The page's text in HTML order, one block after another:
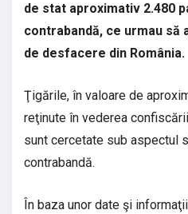
de stat aproximativ 2.480
contrabandă, ce urmau să
de desfacere din România.
Ţigările, în valoare de
reţinute în vederea
sunt cercetate sub aspectul
contrabandă.
În baza unor date şi